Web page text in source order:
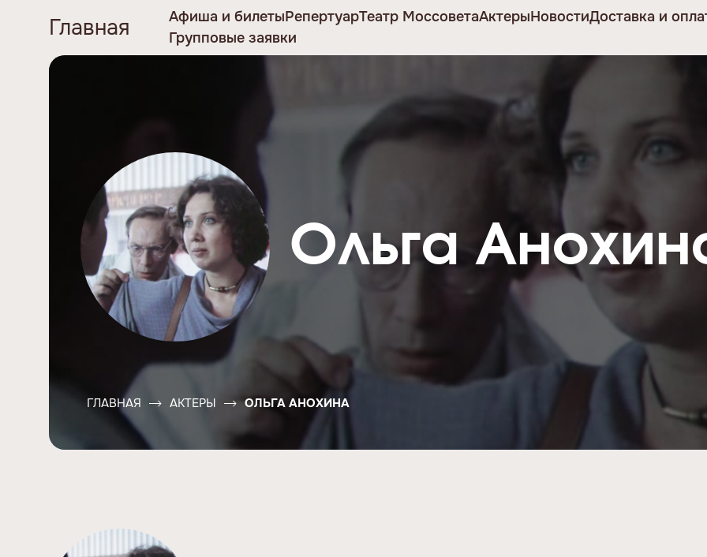
Главная Афиша и билетыРепертуарТеатр МоссоветаАктерыНовостиДоставка и
Групповые заявки
Ольга
ГЛАВНАЯ АКТЕРЫ ОЛЬГА АНОХИНА